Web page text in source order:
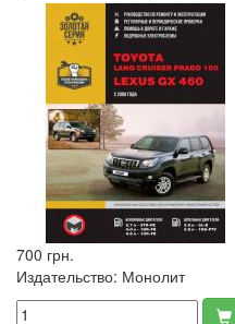
700 грн.
Издательство: Монолит